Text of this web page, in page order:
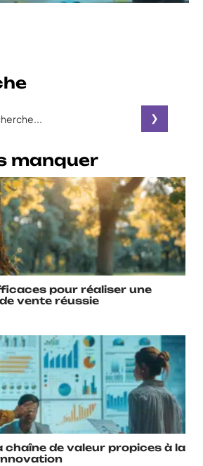
manquer
pour réaliser une
vente réussie
chaîne de valeur propices à la